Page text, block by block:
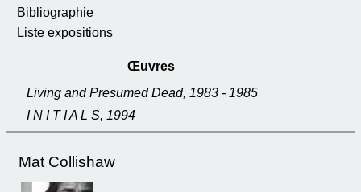
Bibliographie
Liste expositions
Œuvres
Living and Presumed Dead, 1983 - 1985
I N I T I A L S, 1994
Mat Collishaw